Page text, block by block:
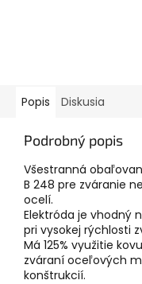
Popis Diskusia
Podrobný popis
Všestranná
B 248 pre zváranie
ocelí.
Elektróda je vhodný
pri vysokej rýchlosti
Má 125% využitie
zváraní oceľových
konštrukcií.